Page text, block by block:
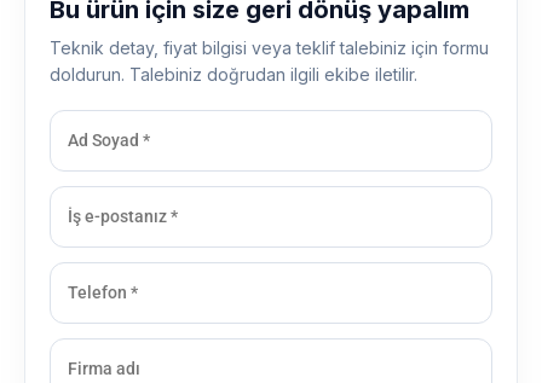
Bu ürün için size geri dönüş yapalım
Teknik detay, fiyat bilgisi veya teklif talebiniz için formu
doldurun. Talebiniz doğrudan ilgili ekibe iletilir.